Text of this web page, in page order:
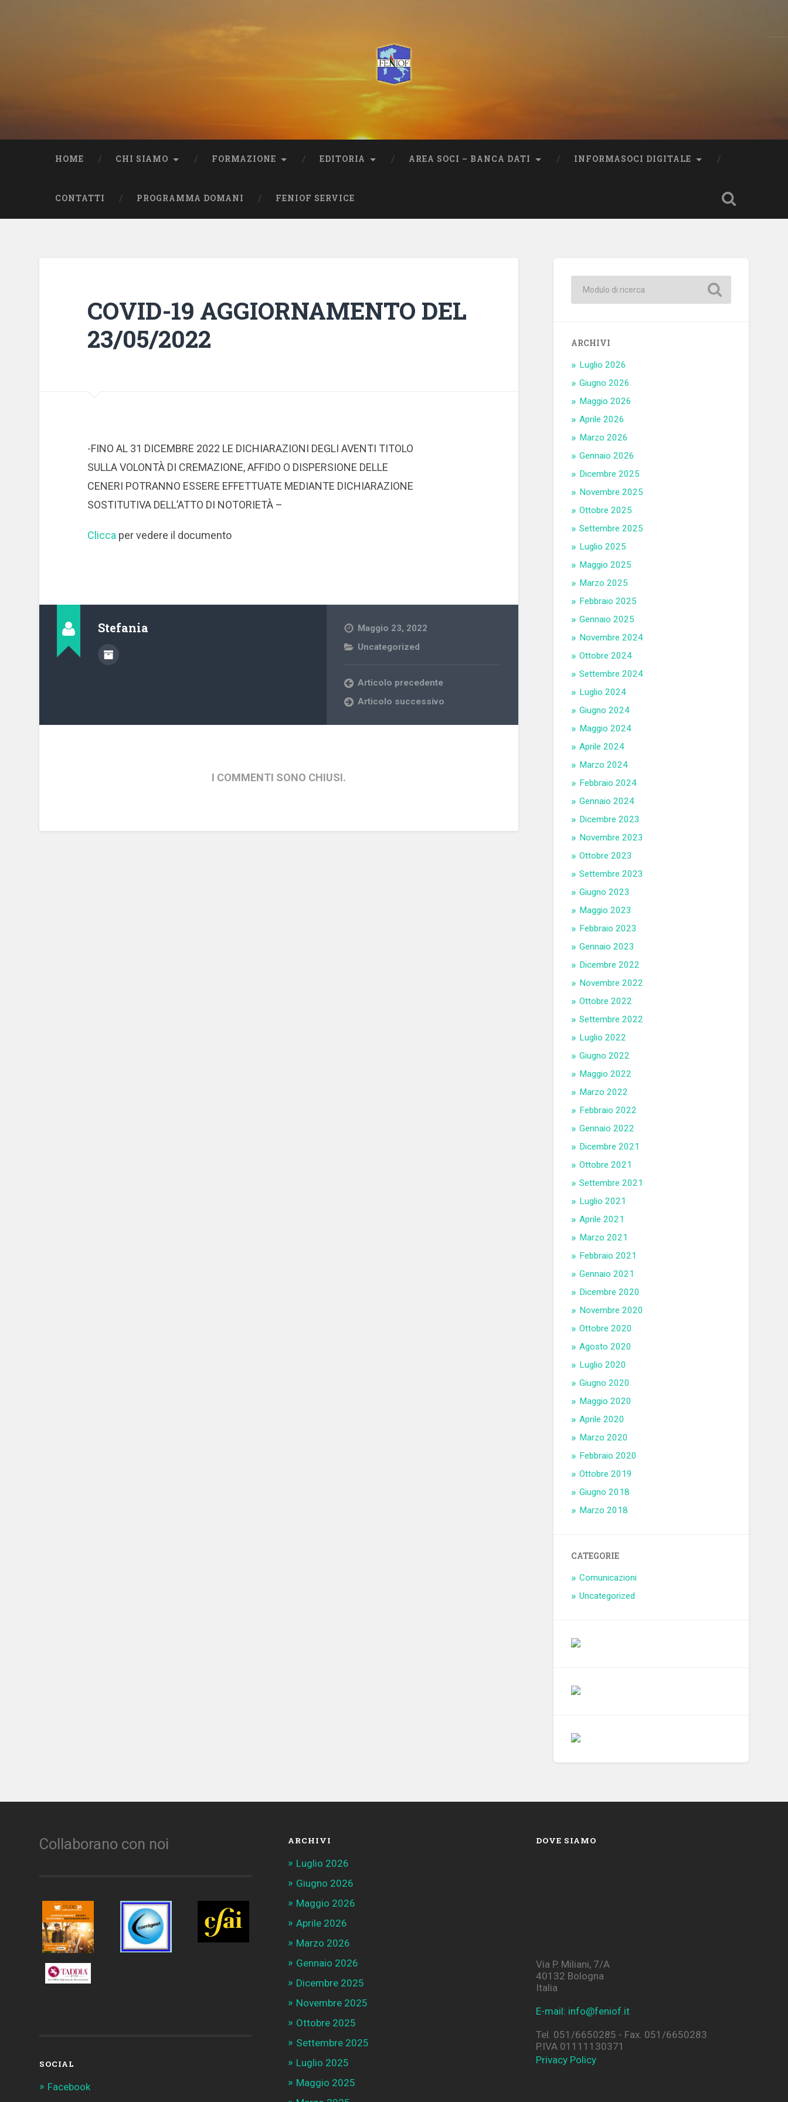
HOME CHI SIAMO FORMAZIONE EDITORIA AREA SOCI – BANCA DATI INFORMASOCI DIGITALE
CONTATTI PROGRAMMA DOMANI FENIOF SERVICE
COVID-19 AGGIORNAMENTO DEL
23/05/2022
-FINO AL 31 DICEMBRE 2022 LE DICHIARAZIONI DEGLI AVENTI TITOLO
SULLA VOLONTÀ DI CREMAZIONE, AFFIDO O DISPERSIONE DELLE
CENERI POTRANNO ESSERE EFFETTUATE MEDIANTE DICHIARAZIONE
SOSTITUTIVA DELL’ATTO DI NOTORIETÀ –
Cliccaper vedere il documento
Stefania
Maggio 23, 2022
Uncategorized
Articolo precedente
Articolo successivo
I COMMENTI SONO CHIUSI.
ARCHIVI
Luglio 2026
Giugno 2026
Maggio 2026
Aprile 2026
Marzo 2026
Gennaio 2026
Dicembre 2025
Novembre 2025
Ottobre 2025
Settembre 2025
Luglio 2025
Maggio 2025
Marzo 2025
Febbraio 2025
Gennaio 2025
Novembre 2024
Ottobre 2024
Settembre 2024
Luglio 2024
Giugno 2024
Maggio 2024
Aprile 2024
Marzo 2024
Febbraio 2024
Gennaio 2024
Dicembre 2023
Novembre 2023
Ottobre 2023
Settembre 2023
Giugno 2023
Maggio 2023
Febbraio 2023
Gennaio 2023
Dicembre 2022
Novembre 2022
Ottobre 2022
Settembre 2022
Luglio 2022
Giugno 2022
Maggio 2022
Marzo 2022
Febbraio 2022
Gennaio 2022
Dicembre 2021
Ottobre 2021
Settembre 2021
Luglio 2021
Aprile 2021
Marzo 2021
Febbraio 2021
Gennaio 2021
Dicembre 2020
Novembre 2020
Ottobre 2020
Agosto 2020
Luglio 2020
Giugno 2020
Maggio 2020
Aprile 2020
Marzo 2020
Febbraio 2020
Ottobre 2019
Giugno 2018
Marzo 2018
CATEGORIE
Comunicazioni
Uncategorized
Collaborano con noi
SOCIAL
Facebook
ARCHIVI
Luglio 2026
Giugno 2026
Maggio 2026
Aprile 2026
Marzo 2026
Gennaio 2026
Dicembre 2025
Novembre 2025
Ottobre 2025
Settembre 2025
Luglio 2025
Maggio 2025
DOVE SIAMO
Via P. Miliani, 7/A
40132 Bologna
Italia
E-mail: info@feniof.it
Tel. 051/6650285 - Fax. 051/6650283
P.IVA 01111130371
Privacy Policy